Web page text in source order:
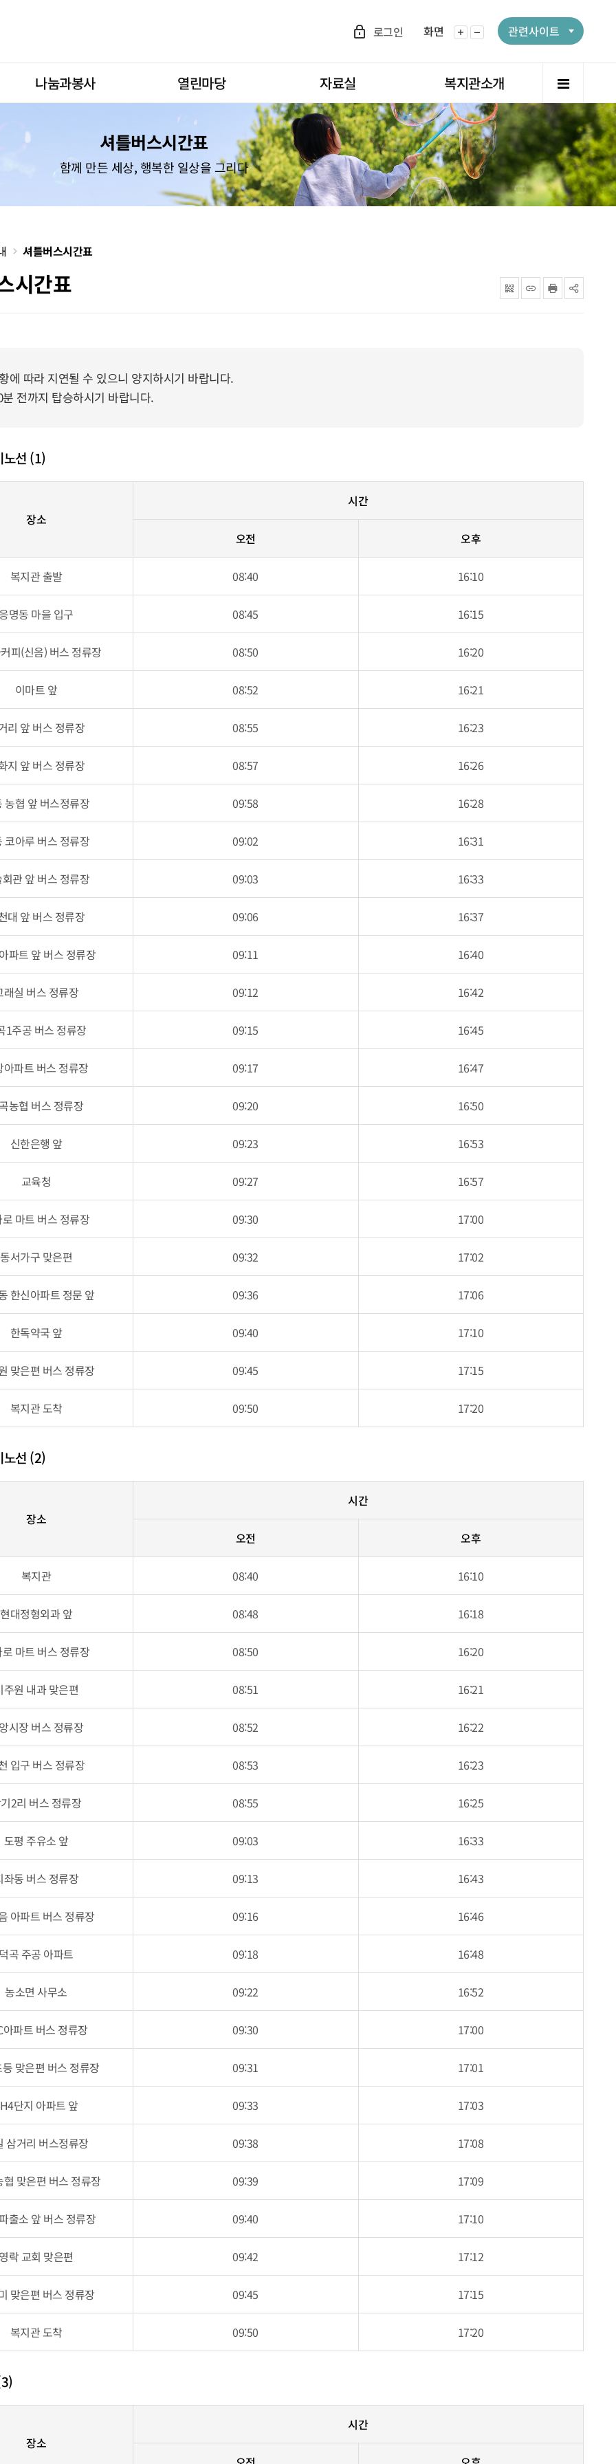
로그인
화면
화면확대
화면축소
관련사이트
나눔과봉사 열린마당 자료실 복지관소개 전체메
셔틀버스시간표
함께 만든 세상, 행복한 일상을 그리다
셔틀버스시간표
시간표 QRcode주소복사
프린터
에 따라 지연될 수 있으니 양지하시기 바랍니다.
전까지 탑승하시기 바랍니다.
노선 (1)
장소
시간
오전 오후
복지관 출발 08:40 16:10
명동 마을 입구 08:45 16:15
피(신음) 버스 정류장 08:50 16:20
이마트 앞 08:52 16:21
리 앞 버스 정류장 08:55 16:23
지 앞 버스 정류장 08:57 16:26
농협 앞 버스정류장 09:58 16:28
코아루 버스 정류장 09:02 16:31
관 앞 버스 정류장 09:03 16:33
대 앞 버스 정류장 09:06 16:37
파트 앞 버스 정류장 09:11 16:40
래실 버스 정류장 09:12 16:42
1주공 버스 정류장 09:15 16:45
아파트 버스 정류장 09:17 16:47
농협 버스 정류장 09:20 16:50
신한은행 앞 09:23 16:53
교육청 09:27 16:57
마트 버스 정류장 09:30 17:00
동서가구 맞은편 09:32 17:02
한신아파트 정문 앞 09:36 17:06
한독약국 앞 09:40 17:10
맞은편 버스 정류장 09:45 17:15
복지관 도착 09:50 17:20
노선 (2)
장소
시간
오전 오후
복지관 08:40 16:10
현대정형외과 앞 08:48 16:18
마트 버스 정류장 08:50 16:20
주원 내과 맞은편 08:51 16:21
시장 버스 정류장 08:52 16:22
입구 버스 정류장 08:53 16:23
2리 버스 정류장 08:55 16:25
도평 주유소 앞 09:03 16:33
좌동 버스 정류장 09:13 16:43
아파트 버스 정류장 09:16 16:46
덕곡 주공 아파트 09:18 16:48
농소면 사무소 09:22 16:52
아파트 버스 정류장 09:30 17:00
맞은편 버스 정류장 09:31 17:01
단지 아파트 앞 09:33 17:03
삼거리 버스정류장 09:38 17:08
협 맞은편 버스 정류장 09:39 17:09
출소 앞 버스 정류장 09:40 17:10
영락 교회 맞은편 09:42 17:12
맞은편 버스 정류장 09:45 17:15
복지관 도착 09:50 17:20
장소
시간